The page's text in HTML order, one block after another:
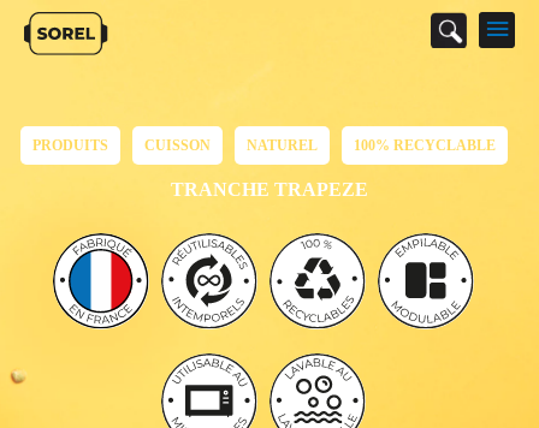
PRODUITS CUISSON NATUREL 100% RECYCLABLE
TRANCHE TRAPEZE